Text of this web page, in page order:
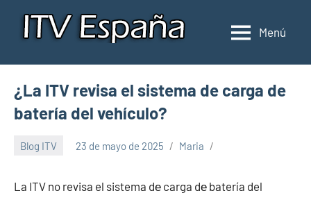
Inspección
de
ITV
Donde
ITV
Menú
¿La ITV revisa el sistema de carga de
batería del vehículo?
Blog ITV 23 de mayo de 2025 Maria
La ITV no revisa el sistema dе carga dе batería del